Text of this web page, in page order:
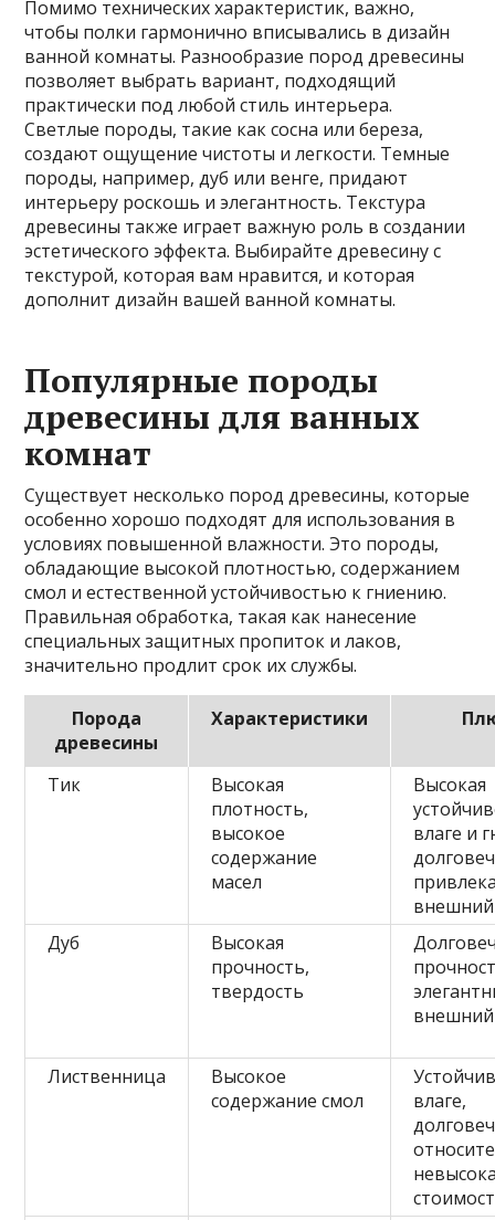
Помимо технических характеристик, важно,
чтобы полки гармонично вписывались в дизайн
ванной комнаты. Разнообразие пород древесины
позволяет выбрать вариант, подходящий
практически под любой стиль интерьера.
Светлые породы, такие как сосна или береза,
создают ощущение чистоты и легкости. Темные
породы, например, дуб или венге, придают
интерьеру роскошь и элегантность. Текстура
древесины также играет важную роль в создании
эстетического эффекта. Выбирайте древесину с
текстурой, которая вам нравится, и которая
дополнит дизайн вашей ванной комнаты.
Популярные породы
древесины для ванных
комнат
Существует несколько пород древесины, которые
особенно хорошо подходят для использования в
условиях повышенной влажности. Это породы,
обладающие высокой плотностью, содержанием
смол и естественной устойчивостью к гниению.
Правильная обработка, такая как нанесение
специальных защитных пропиток и лаков,
значительно продлит срок их службы.
Порода
древесины
Характеристики
Тик
Высокая
плотность,
высокое
содержание
масел
Высокая
влаге и
Дуб
Высокая
прочность,
твердость
Лиственница
Высокое
содержание смол
влаге,